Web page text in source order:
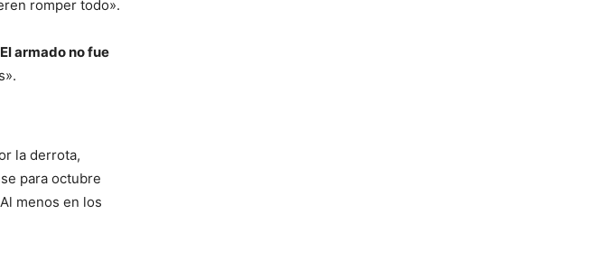
romper todo».
El armado no fue
la derrota,
para octubre
menos en los